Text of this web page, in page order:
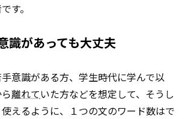
す。
識があっても大丈夫
意識がある方、学生時代に学んで以
離れていた方などを想定して、そうし
えるように、１つの文のワード数はで